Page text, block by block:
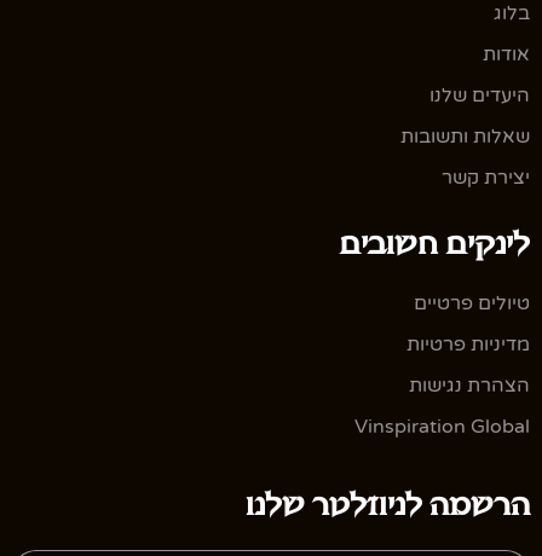
בלוג
אודות
היעדים שלנו
שאלות ותשובות
יצירת קשר
לינקים חשובים
טיולים פרטיים
מדיניות פרטיות
הצהרת נגישות
Vinspiration Global
הרשמה לניוזלטר שלנו